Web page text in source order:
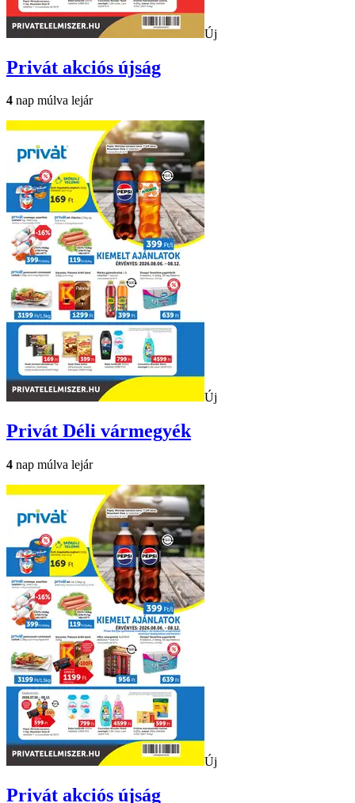
Új
Privát akciós újság
4 nap múlva lejár
Új
Privát Déli vármegyék
4 nap múlva lejár
Új
Privát akciós újság